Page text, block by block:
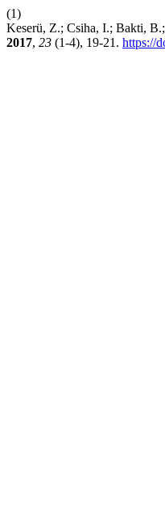
(1)
Keserü, Z.; Csiha, I.; Bakti,
2017, 23 (1-4), 19-21. https://